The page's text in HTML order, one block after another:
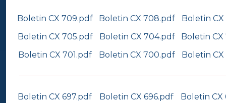
Boletin CX 709.pdf Boletin CX 708.pdf
Boletin
Boletin CX 705.pdf
Boletin CX 704.pdf
Boletin
Boletin CX 701.pdf
Boletin CX 700.pdf Boletin
Boletin CX 697.pdf Boletin CX 696.pdf
Boletin CX